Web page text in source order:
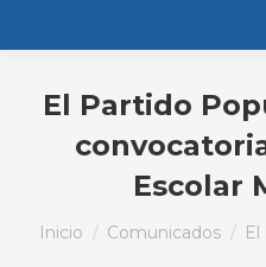
El Partido
Escolar
Estás aquí:
Inicio Comunicados